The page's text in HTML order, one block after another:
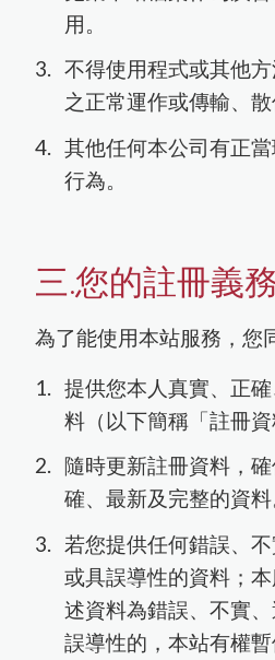
日文
用。
不得使用程式或其他
之正常運作或傳輸、散
其他任何本公司有正
行為。
三.您的註冊義
為了能使用本站服務，您
提供您本人真實、正
料（以下簡稱「註冊資
隨時更新註冊資料，
確、最新及完整的資料
若您提供任何錯誤、
或具誤導性的資料；
述資料為錯誤、不實
誤導性的，本站有權